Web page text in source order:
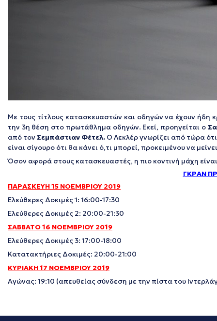
Με τους τίτλους κατασκευαστών και οδηγών να έχουν ήδη
την 3η θέση στο πρωτάθλημα οδηγών. Εκεί, προηγείται ο
από τον Σεμπάστιαν Φέτελ. Ο Λεκλέρ γνωρίζει από τώρα
είναι σίγουρο ότι θα κάνει ό,τι μπορεί, προκειμένου να
Όσον αφορά στους κατασκευαστές, η πιο κοντινή μάχη
ΓΚΡΑΝ
ΠΑΡΑΣΚΕΥΗ 15 ΝΟΕΜΒΡΙΟΥ 2019
Ελεύθερες Δοκιμές 1: 16:00-17:30
Ελεύθερες Δοκιμές 2: 20:00-21:30
ΣΑΒΒΑΤΟ 16 ΝΟΕΜΒΡΙΟΥ 2019
Ελεύθερες Δοκιμές 3: 17:00-18:00
Κατατακτήριες Δοκιμές: 20:00-21:00
ΚΥΡΙΑΚΗ 17 ΝΟΕΜΒΡΙΟΥ 2019
Αγώνας: 19:10 (απευθείας σύνδεση με την πίστα του